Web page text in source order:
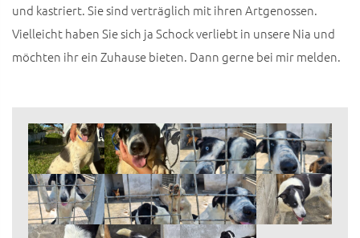
und kastriert. Sie sind verträglich mit ihren Artgenossen.
Vielleicht haben Sie sich ja Schock verliebt in unsere Nia und
möchten ihr ein Zuhause bieten. Dann gerne bei mir melden.